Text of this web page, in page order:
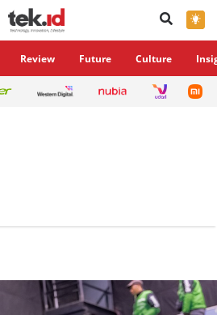
×
Review Future Culture